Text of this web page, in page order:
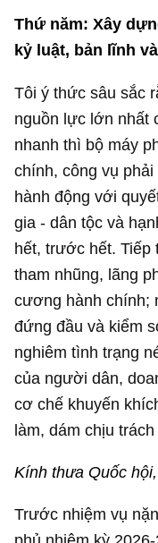
Thứ năm: Xây
kỷ luật, bản lĩnh
Tôi ý thức sâu sắc
nguồn lực lớn nhất
nhanh thì bộ máy
chính, công vụ
hành động với
gia - dân tộc và
hết, trước hết. Tiếp
tham nhũng, lãng
cương hành chính;
đứng đầu và kiểm
nghiêm tình trạng
của người dân,
cơ chế khuyến
làm, dám chịu
Kính thưa Quốc
Trước nhiệm vụ